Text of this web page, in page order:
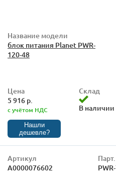
Название модели
блок питания Planet PWR-
120-48
Цена
5 916 р.
с учётом НДС
Нашли
дешевле?
Склад
В наличии
Артикул
А0000076602